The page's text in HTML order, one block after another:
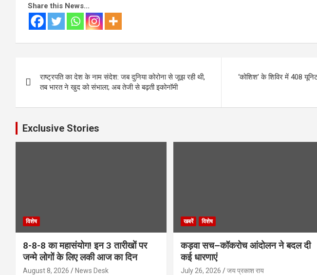
Share this News...
navigation
राष्ट्रपति का देश के नाम संदेश: जब दुनिया कोरोना से जूझ रही थी,
तब भारत ने खुद को संभाला; अब तेजी से बढ़ती इकोनॉमी
‘कोशिश’ के शिविर में 408
Exclusive Stories
विशेष
8-8-8 का महासंयोग! इन 3 तारीखों पर
जन्मे लोगों के लिए लकी आज का दिन
August 8, 2026 News Desk
खबरें विशेष
कड़वा सच–कॉकरोच आंदोलन ने बदल दी
कई धारणाएं
July 26, 2026 जय प्रकाश राय